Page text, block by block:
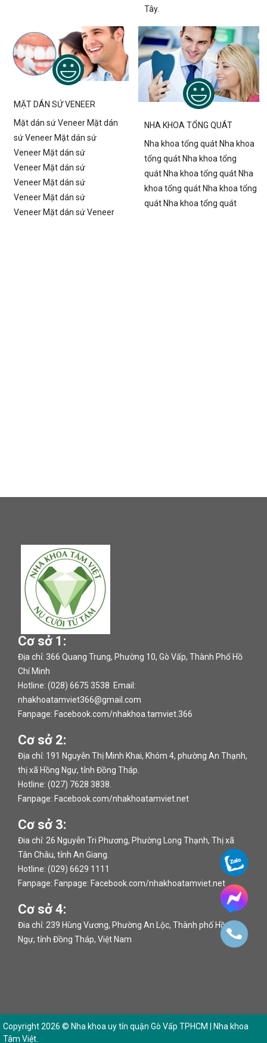
Tây.
MẶT DÁN SỨ VENEER
Mặt dán sứ Veneer Mặt dán
sứ Veneer Mặt dán sứ
Veneer Mặt dán sứ
Veneer Mặt dán sứ
Veneer Mặt dán sứ
Veneer Mặt dán sứ
Veneer Mặt dán sứ Veneer
NHA KHOA TỔNG QUÁT
Nha khoa tổng quát Nha khoa
tổng quát Nha khoa tổng
quát Nha khoa tổng quát Nha
khoa tổng quát Nha khoa tổng
quát Nha khoa tổng quát
Cơ sở 1:
Địa chỉ: 366 Quang Trung, Phường 10, Gò Vấp, Thành Phố Hồ
Chí Minh
Hotline: (028) 6675 3538 Email:
nhakhoatamviet366@gmail.com
Fanpage: Facebook.com/nhakhoa.tamviet.366
Cơ sở 2:
Địa chỉ: 191 Nguyễn Thị Minh Khai, Khóm 4, phường An Thạnh,
thị xã Hồng Ngự, tỉnh Đồng Tháp.
Hotline: (027) 7628 3838.
Fanpage: Facebook.com/nhakhoatamviet.net
Cơ sở 3:
Đia chỉ: 26 Nguyễn Tri Phương, Phường Long Thạnh, Thị xã
Tân Châu, tỉnh An Giang.
Hotline: (029) 6629 1111
Fanpage: Fanpage: Facebook.com/nhakhoatamviet.net
Cơ sở 4:
Đia chỉ: 239 Hùng Vương, Phường An Lộc, Thành phố Hồng
Ngự, tỉnh Đồng Tháp, Việt Nam
Copyright 2026 © Nha khoa uy tín quận Gò Vấp TPHCM | Nha khoa
Tâm Việt